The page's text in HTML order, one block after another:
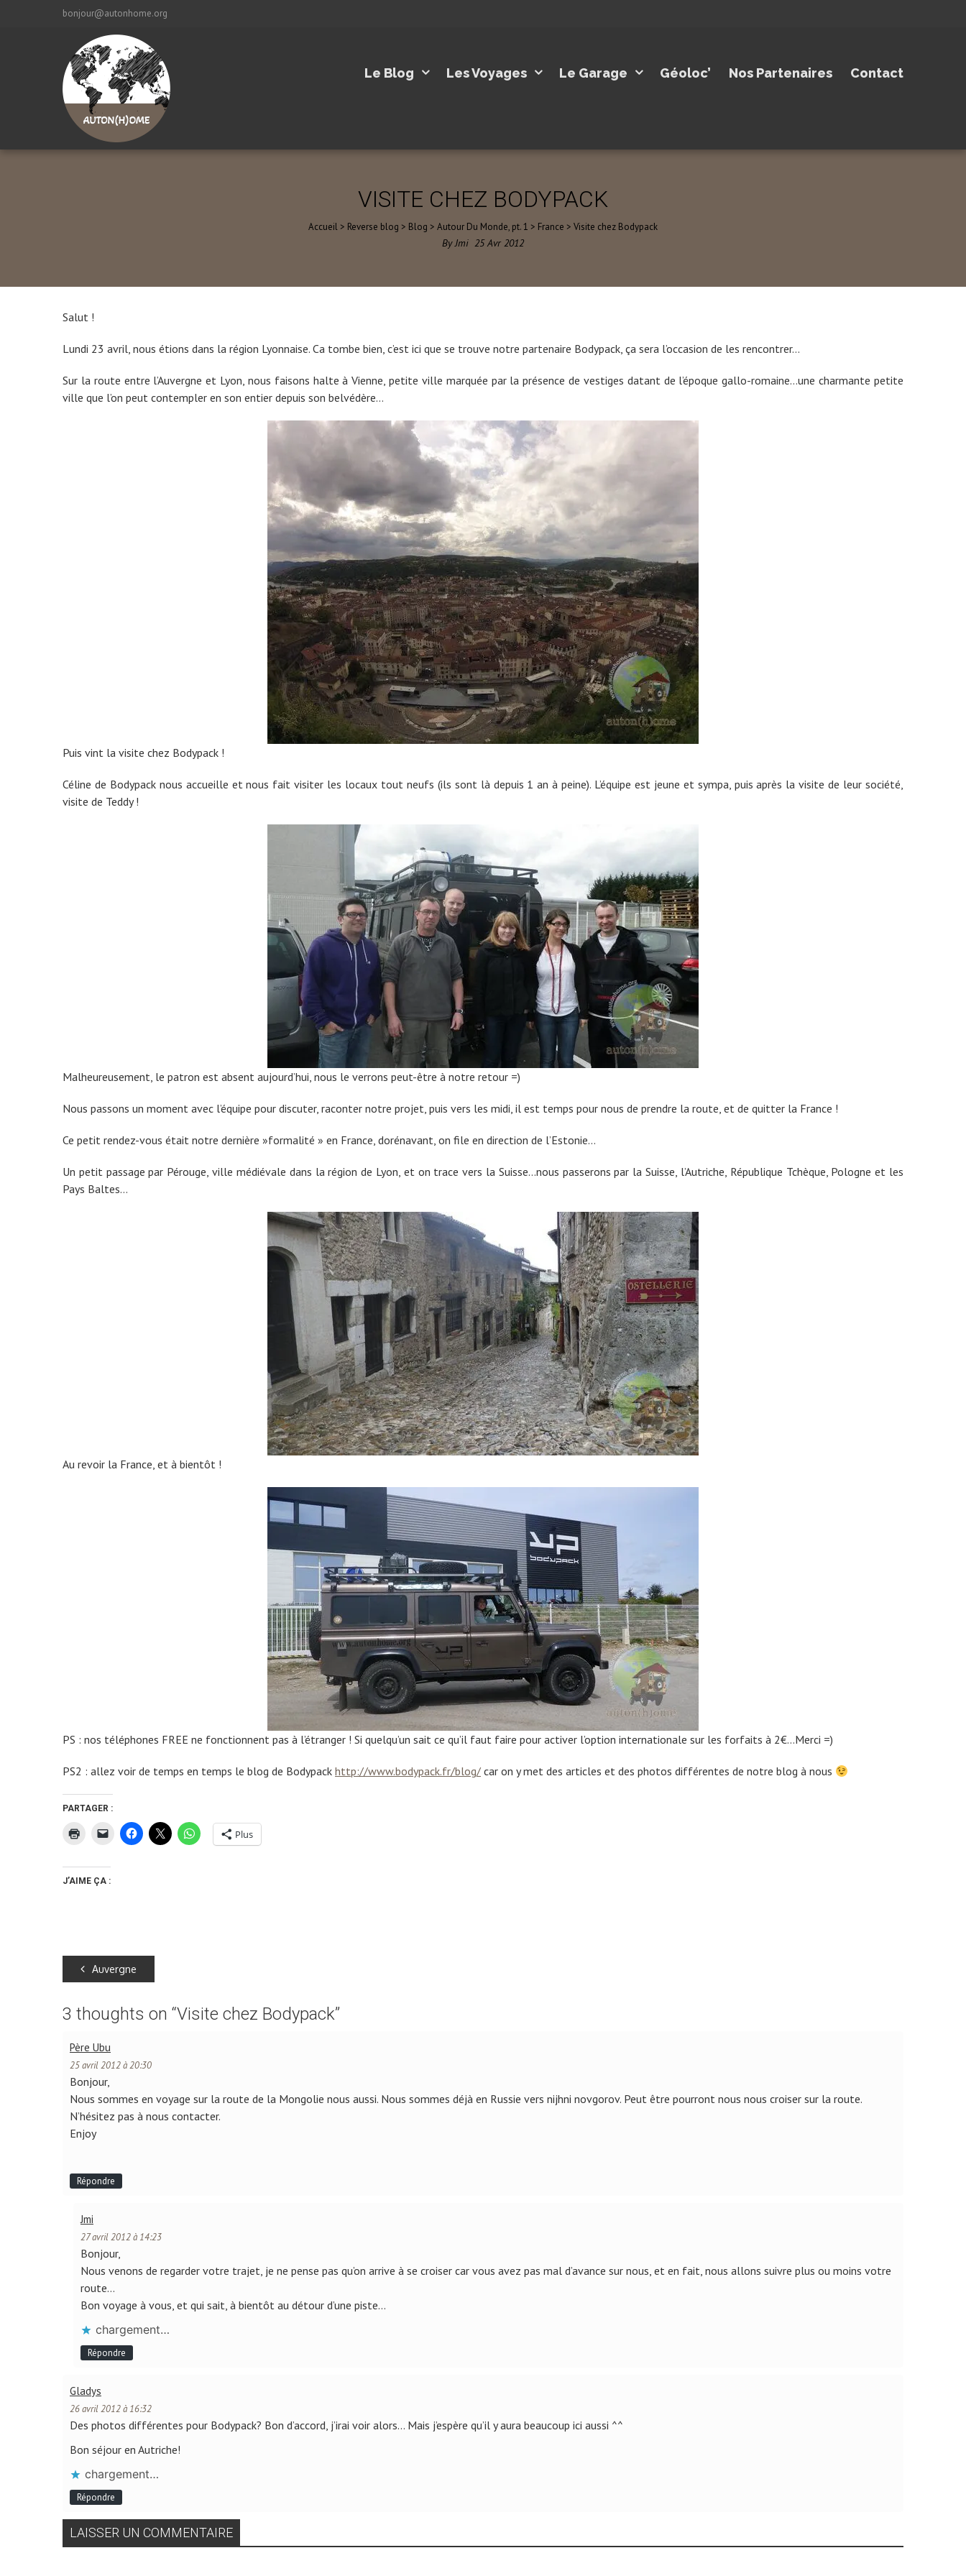
bonjour@autonhome.org
Le Blog Les Voyages Le Garage Géoloc’ Nos Partenaires Contact
VISITE CHEZ BODYPACK
Accueil > Reverse blog > Blog > Autour Du Monde, pt. 1 > France > Visite chez Bodypack
ByJmi 25 Avr 2012
Salut !
Lundi 23 avril, nous étions dans la région Lyonnaise. Ca tombe bien, c’est ici que se trouve notre partenaire Bodypack, ça sera l’occasion de les rencontrer…
Sur la route entre l’Auvergne et Lyon, nous faisons halte à Vienne, petite ville marquée par la présence de vestiges datant de l’époque gallo-romaine…une charmante petite
ville que l’on peut contempler en son entier depuis son belvédère…
Puis vint la visite chez Bodypack !
Céline de Bodypack nous accueille et nous fait visiter les locaux tout neufs (ils sont là depuis 1 an à peine). L’équipe est jeune et sympa, puis après la visite de leur société,
visite de Teddy !
Malheureusement, le patron est absent aujourd’hui, nous le verrons peut-être à notre retour =)
Nous passons un moment avec l’équipe pour discuter, raconter notre projet, puis vers les midi, il est temps pour nous de prendre la route, et de quitter la France !
Ce petit rendez-vous était notre dernière »formalité » en France, dorénavant, on file en direction de l’Estonie…
Un petit passage par Pérouge, ville médiévale dans la région de Lyon, et on trace vers la Suisse…nous passerons par la Suisse, l’Autriche, République Tchèque, Pologne et les
Pays Baltes…
Au revoir la France, et à bientôt !
PS : nos téléphones FREE ne fonctionnent pas à l’étranger ! Si quelqu’un sait ce qu’il faut faire pour activer l’option internationale sur les forfaits à 2€…Merci =)
PS2 : allez voir de temps en temps le blog de Bodypack http://www.bodypack.fr/blog/ car on y met des articles et des photos différentes de notre blog à nous
PARTAGER :
Plus
J’AIME ÇA :
Auvergne
3 thoughts on “Visite chez Bodypack”
Père Ubu
25 avril 2012 à 20:30
Bonjour,
Nous sommes en voyage sur la route de la Mongolie nous aussi. Nous sommes déjà en Russie vers nijhni novgorov. Peut être pourront nous nous croiser sur la route.
N’hésitez pas à nous contacter.
Enjoy
Répondre
Jmi
27 avril 2012 à 14:23
Bonjour,
Nous venons de regarder votre trajet, je ne pense pas qu’on arrive à se croiser car vous avez pas mal d’avance sur nous, et en fait, nous allons suivre plus ou moins votre
route…
Bon voyage à vous, et qui sait, à bientôt au détour d’une piste…
chargement…
Répondre
Gladys
26 avril 2012 à 16:32
Des photos différentes pour Bodypack? Bon d’accord, j’irai voir alors… Mais j’espère qu’il y aura beaucoup ici aussi ^^
Bon séjour en Autriche!
chargement…
Répondre
LAISSER UN COMMENTAIRE